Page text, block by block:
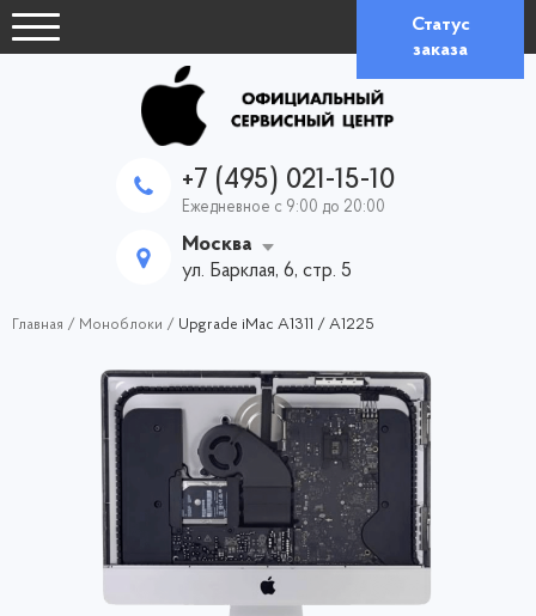
Статус
заказа
+7 (495) 021-15-10
Ежедневное с 9:00 до 20:00
Москва
ул. Барклая, 6, стр. 5
Главная / Моноблоки / Upgrade iMac A1311 / A1225